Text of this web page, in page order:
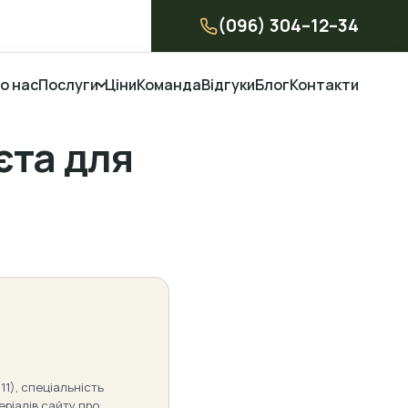
(096) 304–12–34
насПослуги ЦіниКомандаВідгукиБлогКонтакти
для
спеціальність